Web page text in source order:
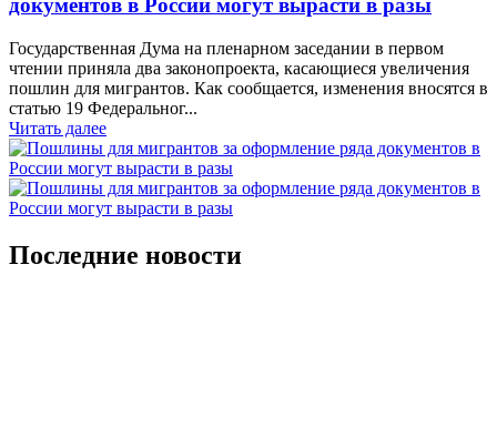
документов в России могут вырасти в разы
Государственная Дума на пленарном заседании в первом
чтении приняла два законопроекта, касающиеся увеличения
пошлин для мигрантов. Как сообщается, изменения вносятся в
статью 19 Федеральног...
Читать далее
Последние новости